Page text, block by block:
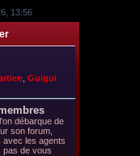
13:56
Guigui
débarque de
son forum,
avec les agents
pas de vous